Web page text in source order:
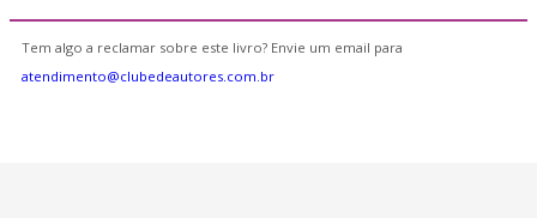
Tem algo a reclamar sobre este livro? Envie um email para
atendimento@clubedeautores.com.br